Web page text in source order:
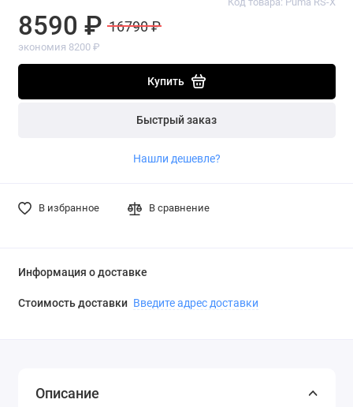
8590 ₽ 16790 ₽
экономия 8200 ₽
Купить
Быстрый заказ
Нашли дешевле?
В избранное В сравнение
Информация о доставке
Стоимость доставки Введите адрес доставки
Описание